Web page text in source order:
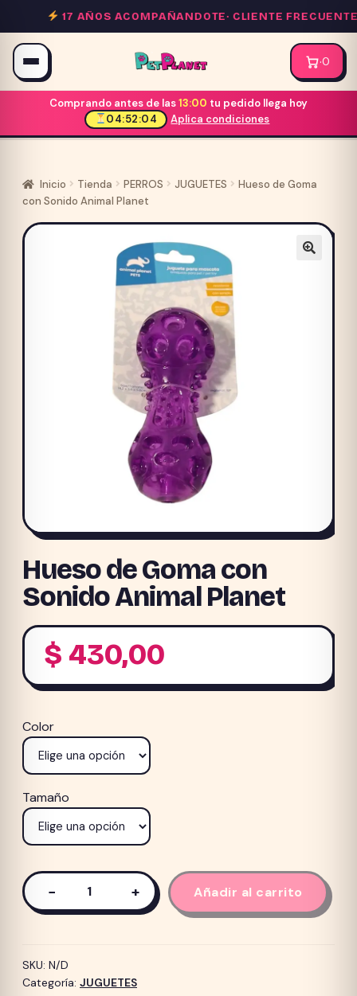
al
contenido
17 AÑOS ACOMPAÑANDOTE·CLIENTE FRECUENTE
·0
Comprando antes de las13:00 tu pedido llega hoy
04:52:04
Aplica condiciones
Inicio Tienda PERROS JUGUETES
Hueso de Goma
con Sonido Animal Planet
Hueso de Goma con
Sonido Animal Planet
$ 430,00
Color
Tamaño
Hueso
de
con
Sonido
− + Añadir al carrito
SKU: N/D
Categoría: JUGUETES